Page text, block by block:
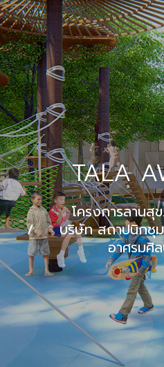
TALA
โครงการลานสุ
บริษัท สถาปนิกชุ
อาศรมศิ